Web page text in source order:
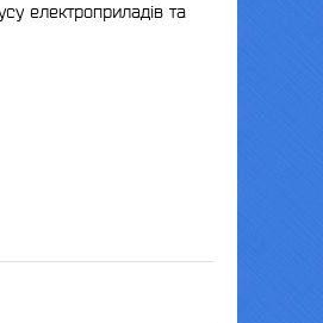
електроприладів та